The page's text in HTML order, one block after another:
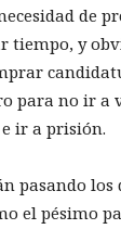
de
tiempo, y
para no ir a
ir a prisión.
pasando los
el pésimo